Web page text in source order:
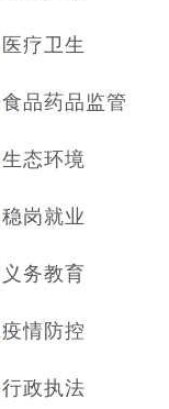
医疗卫生
食品药品监管
生态环境
稳岗就业
义务教育
疫情防控
行政执法